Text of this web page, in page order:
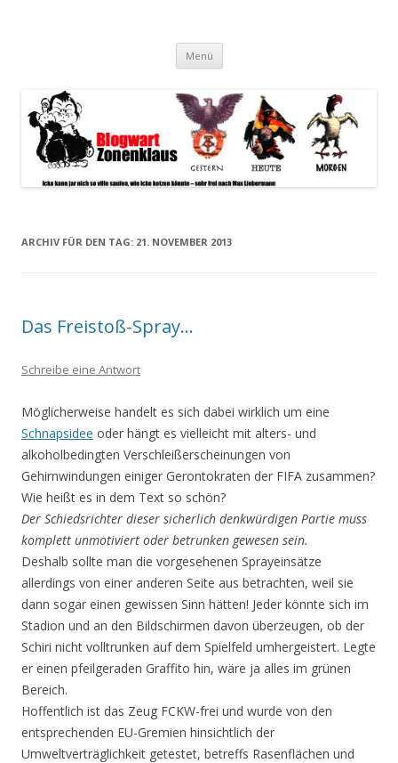
spiegeln im wesentlichen den Gesundheitszustand dieser unserer
Menü Zum
springen
ARCHIV FÜR DEN TAG: 21. NOVEMBER 2013
Das Freistoß-Spray…
Schreibe eine Antwort
Möglicherweise handelt es sich dabei wirklich um eine
Schnapsidee oder hängt es vielleicht mit alters- und
alkoholbedingten Verschleißerscheinungen von
Gehirnwindungen einiger Gerontokraten der FIFA zusammen?
Wie heißt es in dem Text so schön?
Der Schiedsrichter dieser sicherlich denkwürdigen Partie muss
komplett unmotiviert oder betrunken gewesen sein.
Deshalb sollte man die vorgesehenen Sprayeinsätze
allerdings von einer anderen Seite aus betrachten, weil sie
dann sogar einen gewissen Sinn hätten! Jeder könnte sich im
Stadion und an den Bildschirmen davon überzeugen, ob der
Schiri nicht volltrunken auf dem Spielfeld umhergeistert. Legte
er einen pfeilgeraden Graffito hin, wäre ja alles im grünen
Bereich.
Hoffentlich ist das Zeug FCKW-frei und wurde von den
entsprechenden EU-Gremien hinsichtlich der
Umweltverträglichkeit getestet, betreffs Rasenflächen und